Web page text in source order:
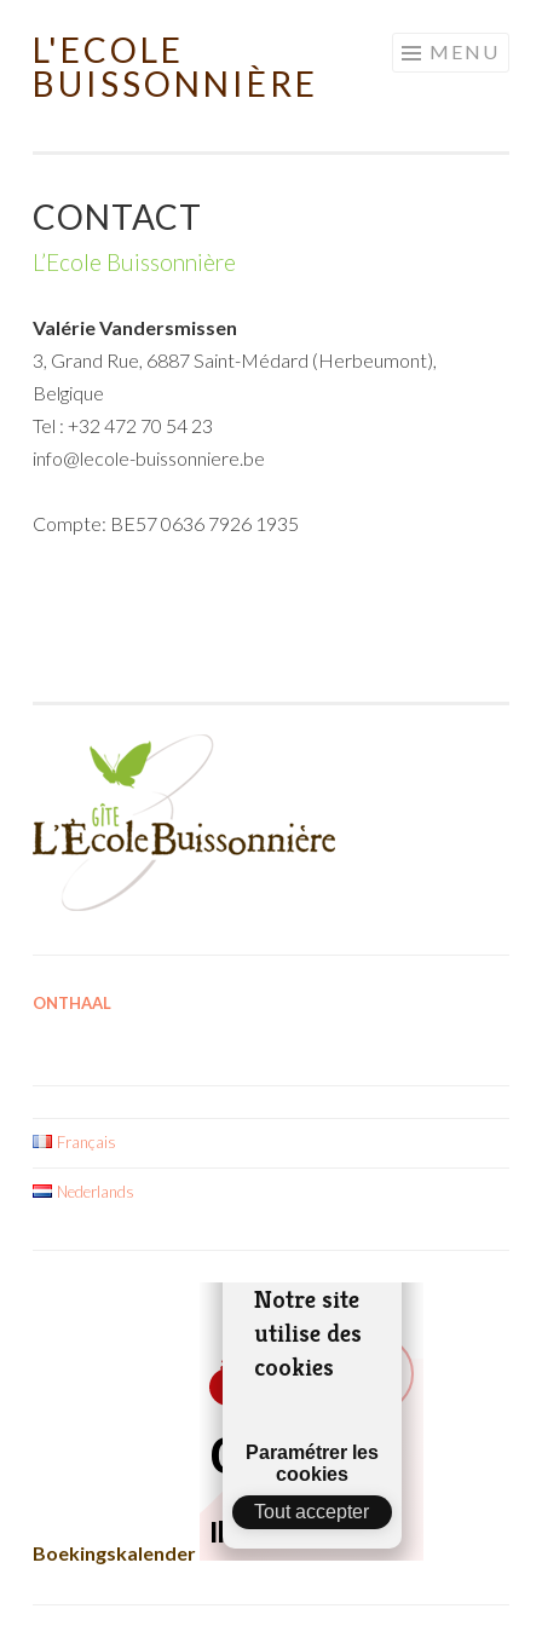
Skip to content
L'ECOLE
BUISSONNIÈRE
MENU
CONTACT
L’Ecole Buissonnière
Valérie Vandersmissen
3, Grand Rue, 6887 Saint-Médard (Herbeumont),
Belgique
Tel : +32 472 70 54 23
info@lecole-buissonniere.be
Compte: BE57 0636 7926 1935
ONTHAAL
Français
Nederlands
Boekingskalender